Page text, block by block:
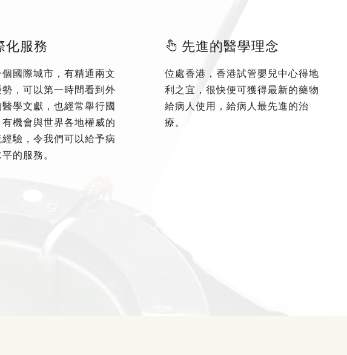
化服務
國際城市，有精通兩文
勢，可以第一時間看到外
醫學文獻，也經常舉行國
有機會與世界各地權威的
驗，令我們可以給予病
的服務。
先進的醫學理念
位處香港，香港試管嬰兒中心得地
利之宜，很快便可獲得最新的藥物
給病人使用，給病人最先進的治
療。